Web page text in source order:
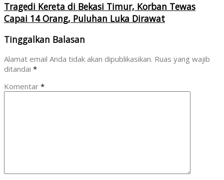
Tragedi Kereta di Bekasi Timur, Korban Tewas
Capai 14 Orang, Puluhan Luka Dirawat
Tinggalkan Balasan
Alamat email Anda tidak akan dipublikasikan. Ruas yang wajib
ditandai *
Komentar *